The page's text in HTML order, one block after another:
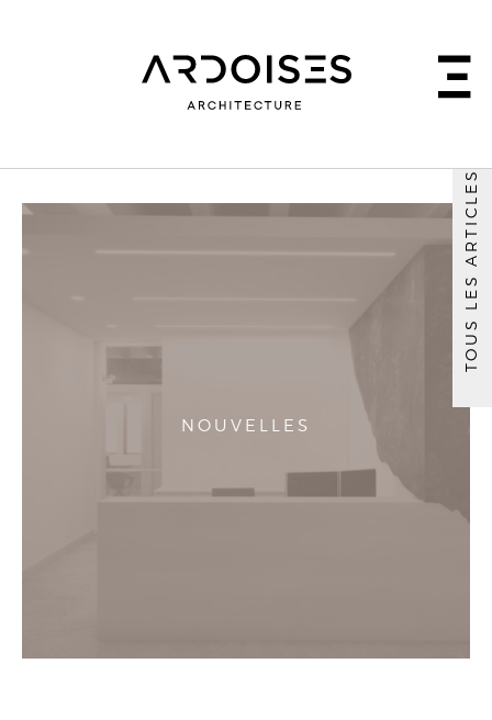
NOUVELLES
TOUS LES ARTICLES